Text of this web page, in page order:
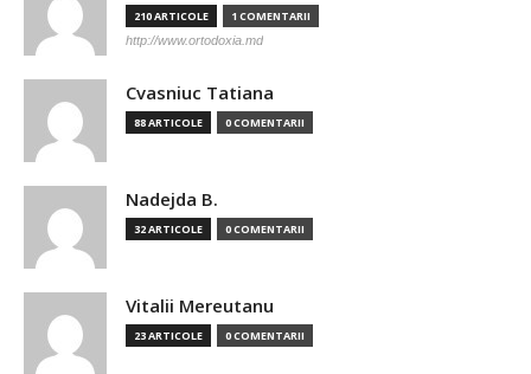
210 ARTICOLE 1 COMENTARII
http://www.ortodoxia.md
Cvasniuc Tatiana
88 ARTICOLE 0 COMENTARII
Nadejda B.
32 ARTICOLE 0 COMENTARII
Vitalii Mereutanu
23 ARTICOLE 0 COMENTARII